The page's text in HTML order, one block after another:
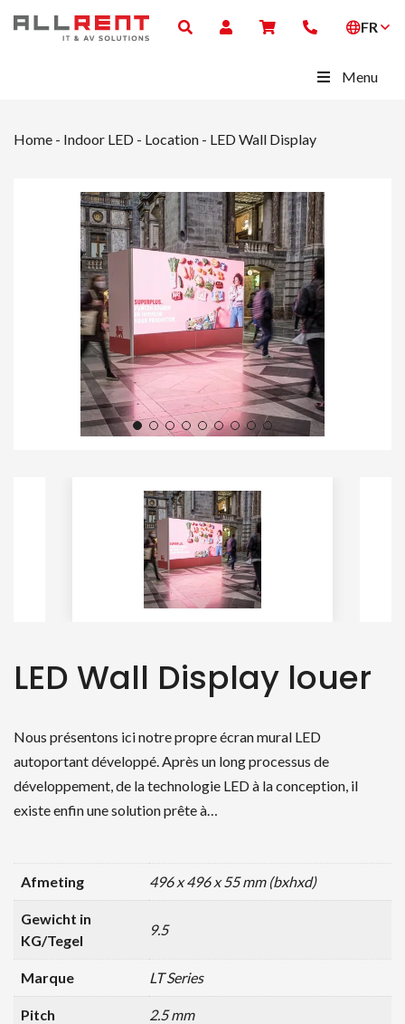
FR
Menu
Home - Indoor LED - Location - LED Wall Display
LED Wall Display louer
Nous présentons ici notre propre écran mural LED
autoportant développé. Après un long processus de
développement, de la technologie LED à la conception, il
existe enfin une solution prête à…
Afmeting 496 x 496 x 55 mm (bxhxd)
Gewicht in
KG/Tegel
9.5
Marque LT Series
Pitch 2.5 mm